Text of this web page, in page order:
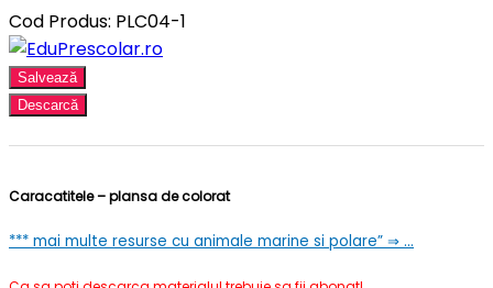
Cod Produs: PLC04-1
Salvează
Descarcă
Caracatitele – plansa de colorat
*** mai multe resurse cu animale marine si polare” ⇒ …